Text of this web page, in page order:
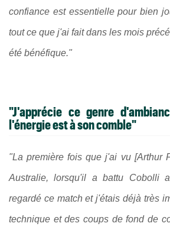
confiance est essentielle pour bien
tout ce que j'ai fait dans les mois
été bénéfique."
"J'apprécie ce genre
l'énergie est à son comble"
"La première fois que j'ai vu [Arthur
Australie, lorsqu'il a battu Cobolli
regardé ce match et j'étais déjà très
technique et des coups de fond de